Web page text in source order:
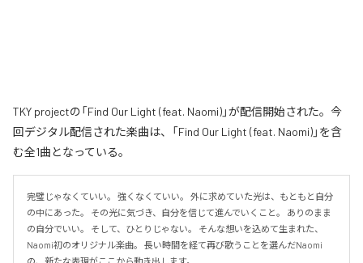
TKY projectの「Find Our Light (feat. Naomi)」が配信開始された。今
回デジタル配信された楽曲は、「Find Our Light (feat. Naomi)」を含
む全1曲となっている。
完璧じゃなくていい。 強くなくていい。 外に求めていた光は、もともと自分
の中にあった。 その光に気づき、自分を信じて進んでいくこと。 ありのまま
の自分でいい。 そして、ひとりじゃない。 そんな想いを込めて生まれた、
Naomi初のオリジナル楽曲。 長い時間を経て再び歌うことを選んだNaomi
の、新たな表現がここから動き出します。